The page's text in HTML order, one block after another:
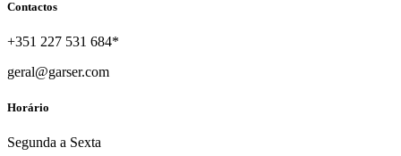
Contactos
+351 227 531 684*
geral@garser.com
Horário
Segunda a Sexta